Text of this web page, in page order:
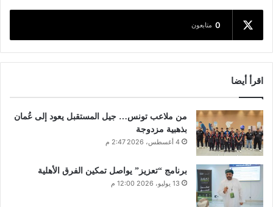
0 متابعون
اقرأ أيضا
من ملاعب تونس… جيل المستقبل يعود إلى عُمان
بذهبية مزدوجة
4 أغسطس، 2026 2:47 م
برنامج “تعزيز” يواصل تمكين الفرق الأهلية
13 يوليو، 2026 12:00 م